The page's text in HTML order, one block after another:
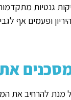
גנטיות
ופעמים אף
מנת להרחיב את